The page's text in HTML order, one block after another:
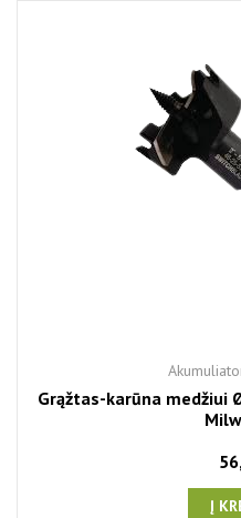
Grąžtas-karūna medžiui
Į